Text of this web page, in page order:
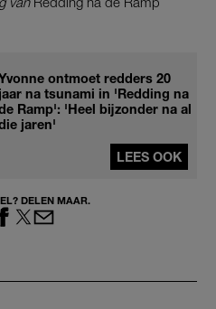
ontmoet redders 20
jaar na tsunami in 'Redding na
Ramp': 'Heel bijzonder na al
jaren'
LEES OOK
DELEN MAAR.